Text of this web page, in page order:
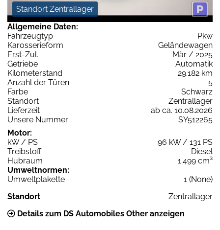
Standort Zentrallager
Allgemeine Daten:
Fahrzeugtyp
Pkw
Karosserieform
Geländewagen
Erst-Zul.
Mär / 2025
Getriebe
Automatik
Kilometerstand
29.182 km
Anzahl der Türen
5
Farbe
Schwarz
Standort
Zentrallager
Lieferzeit
ab ca. 10.08.2026
Unsere Nummer
SY512265
Motor:
kW / PS
96 kW / 131 PS
Treibstoff
Diesel
Hubraum
1.499 cm³
Umweltnormen:
Umweltplakette
1 (None)
Standort
Zentrallager
Details zum DS Automobiles Other anzeigen